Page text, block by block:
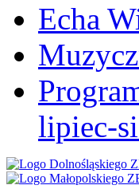
Echa
lipiec-